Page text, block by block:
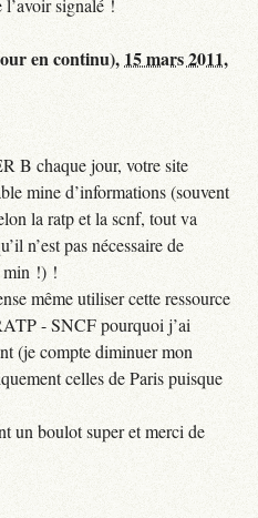
l’avoir signalé !
en continu), 15 mars 2011,
B chaque jour, votre site
mine d’informations (souvent
la ratp et la scnf, tout va
n’est pas nécessaire de
min !) !
même utiliser cette ressource
- SNCF pourquoi j’ai
(je compte diminuer mon
celles de Paris puisque
un boulot super et merci de